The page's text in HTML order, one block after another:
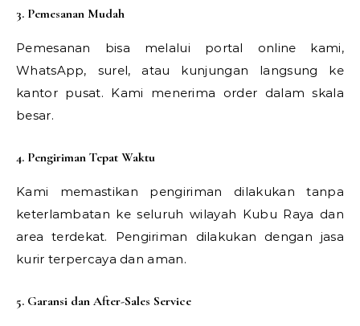
3. Pemesanan Mudah
Pemesanan bisa melalui portal online kami,
WhatsApp, surel, atau kunjungan langsung ke
kantor pusat. Kami menerima order dalam skala
besar.
4. Pengiriman Tepat Waktu
Kami memastikan pengiriman dilakukan tanpa
keterlambatan ke seluruh wilayah Kubu Raya dan
area terdekat. Pengiriman dilakukan dengan jasa
kurir terpercaya dan aman.
5. Garansi dan After-Sales Service